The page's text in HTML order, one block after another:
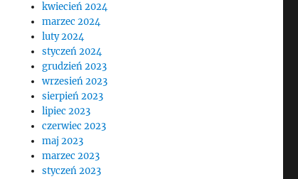
kwiecień 2024
marzec 2024
luty 2024
styczeń 2024
grudzień 2023
wrzesień 2023
sierpień 2023
lipiec 2023
czerwiec 2023
maj 2023
marzec 2023
styczeń 2023